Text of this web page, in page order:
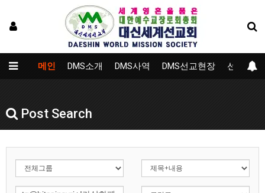
메인 DMS소개 DMS사역 DMS선교현장 선교대학
Post Search